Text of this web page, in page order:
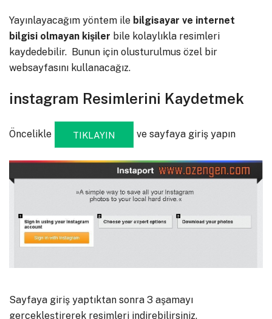
Yayınlayacağım yöntem ile bilgisayar ve internet
bilgisi olmayan kişiler bile kolaylıkla resimleri
kaydedebilir. Bunun için olusturulmus özel bir
websayfasını kullanacağız.
instagram Resimlerini Kaydetmek
Öncelikle TIKLAYIN ve sayfaya giriş yapın
Sayfaya giriş yaptıktan sonra 3 aşamayı
gerçekleştirerek resimleri indirebilirsiniz.